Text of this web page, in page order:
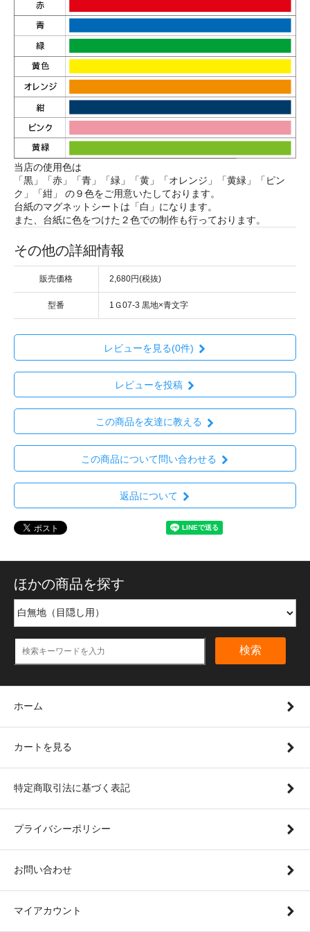
当店の使用色は
「黒」「赤」「青」「緑」「黄」「オレンジ」「黄緑」「ピン
ク」「紺」 の９色をご用意いたしております。
台紙のマグネットシートは「白」になります。
また、台紙に色をつけた２色での制作も行っております。
その他の詳細情報
販売価格 2,680円(税抜)
型番 1Ｇ07-3 黒地×青文字
レビューを見る(0件)
レビューを投稿
この商品を友達に教える
この商品について問い合わせる
返品について
ほかの商品を探す
検索
ホーム
カートを見る
特定商取引法に基づく表記
プライバシーポリシー
お問い合わせ
マイアカウント